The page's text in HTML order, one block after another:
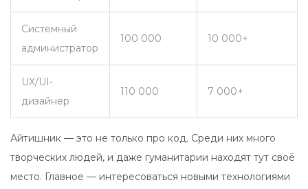
Системный
администратор
100 000 10 000+
UX/UI-
дизайнер
110 000 7 000+
Айтишник — это не только про код. Среди них много
творческих людей, и даже гуманитарии находят тут своё
место. Главное — интересоваться новыми технологиями